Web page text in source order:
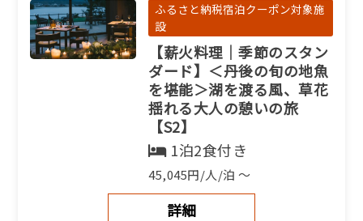
ふるさと納税宿泊クーポン対象施
設
【薪火料理｜季節のスタン
ダード】＜丹後の旬の地魚
を堪能＞湖を渡る風、草花
揺れる大人の憩いの旅
【S2】
1泊2食付き
45,045円/人/泊 ～
詳細